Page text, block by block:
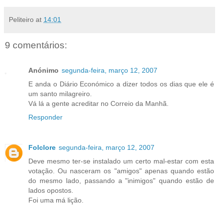
Peliteiro at 14:01
9 comentários:
Anónimo segunda-feira, março 12, 2007
E anda o Diário Económico a dizer todos os dias que ele é
um santo milagreiro.
Vá lá a gente acreditar no Correio da Manhã.
Responder
Folclore segunda-feira, março 12, 2007
Deve mesmo ter-se instalado um certo mal-estar com esta
votação. Ou nasceram os "amigos" apenas quando estão
do mesmo lado, passando a "inimigos" quando estão de
lados opostos.
Foi uma má lição.